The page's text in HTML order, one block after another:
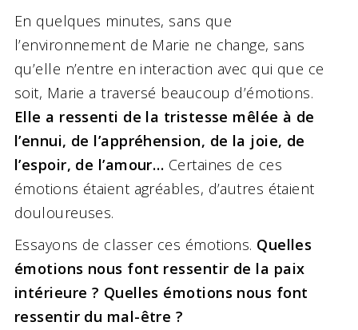
En quelques minutes, sans que
l’environnement de Marie ne change, sans
qu’elle n’entre en interaction avec qui que ce
soit, Marie a traversé beaucoup d’émotions.
Elle a ressenti de la tristesse mêlée à de
l’ennui, de l’appréhension, de la joie, de
l’espoir, de l’amour… Certaines de ces
émotions étaient agréables, d’autres étaient
douloureuses.
Essayons de classer ces émotions. Quelles
émotions nous font ressentir de la paix
intérieure ? Quelles émotions nous font
ressentir du mal-être ?